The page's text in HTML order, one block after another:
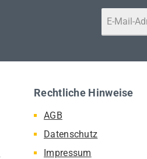
Rechtliche Hinweise
AGB
Datenschutz
Impressum